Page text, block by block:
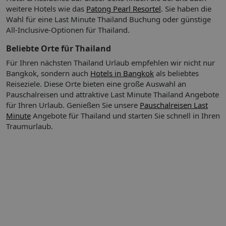
Satelliten-/Kabelempfang und WiFi (ohne Gebühr). Zu den
Vorzügen der Zimmer gehören Hausschuhe. Im Badezimmer,
ausgestattet mit einer Dusche und einer Badewanne, gibt es
den Badezimmern Kosmetikartikel und eine Auswahl an
Handtüchern. Außerdem sind barrierefreie Badezimmer
buchbar. Das Hotel bietet Familien- und Nichtraucherzimmer.
So wohnen Sie
Klimaanlage individuell steuerbar
Balkon oder Terrasse
Bad oder Dusche
Kaffee/Teezubereiter
Doppelbett
Doppelzimmer
Föhn
WLAN/WiFi im Zimmer: ohne Gebühr
Dusche
Tv
Abweichende Zimmercodierungen zu tagesaktuellen Preisen
buchbar.
weitere Hotels wie das Patong Pearl Resortel. Sie haben die
Wahl für eine Last Minute Thailand Buchung oder günstige
All-Inclusive-Optionen für Thailand.
Beliebte Orte für Thailand
Für Ihren nächsten Thailand Urlaub empfehlen wir nicht nur
Bangkok, sondern auch Hotels in Bangkok als beliebtes
Reiseziele. Diese Orte bieten eine große Auswahl an
Pauschalreisen und attraktive Last Minute Thailand Angebote
für Ihren Urlaub. Genießen Sie unsere Pauschalreisen Last
Minute Angebote für Thailand und starten Sie schnell in Ihren
Traumurlaub.